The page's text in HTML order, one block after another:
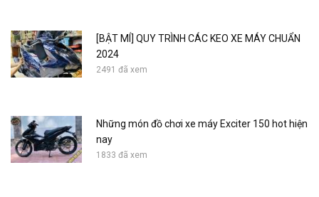
[BẬT MÍ] QUY TRÌNH CÁC KEO XE MÁY CHUẨN
2024
2491 đã xem
Những món đồ chơi xe máy Exciter 150 hot hiện
nay
1833 đã xem